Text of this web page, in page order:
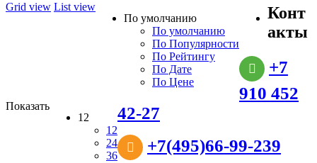
Grid view List view
По умолчанию
По умолчанию
По Популярности
По Рейтингу
По Дате
По Цене
Показать
12
12
24
36
Конт
акты
+7
910 452
42-27
+7(495)66-99-239